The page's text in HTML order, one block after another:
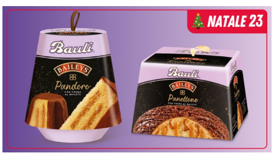
Service
novità
comparto
Horeca.